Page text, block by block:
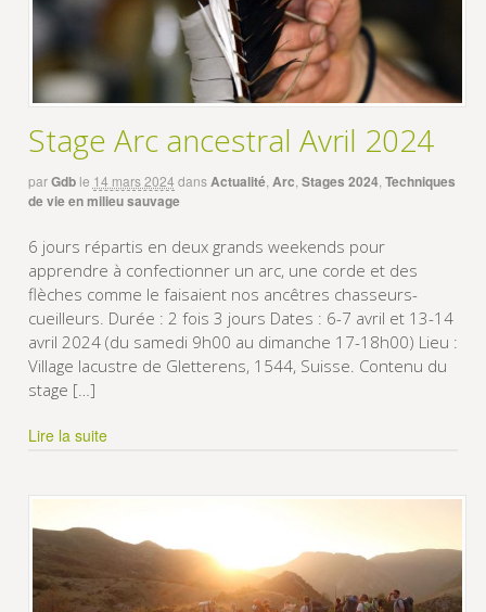
Stage Arc ancestral Avril 2024
parGdb le 14 mars 2024 dansActualité, Arc Stages 2024, Techniques
de vie en milieu sauvage
6 jours répartis en deux grands weekends pour
apprendre à confectionner un arc, une corde et des
flèches comme le faisaient nos ancêtres chasseurs-
cueilleurs. Durée : 2 fois 3 jours Dates : 6-7 avril et 13-14
avril 2024 (du samedi 9h00 au dimanche 17-18h00) Lieu :
Village lacustre de Gletterens, 1544, Suisse. Contenu du
stage […]
Lire la suite